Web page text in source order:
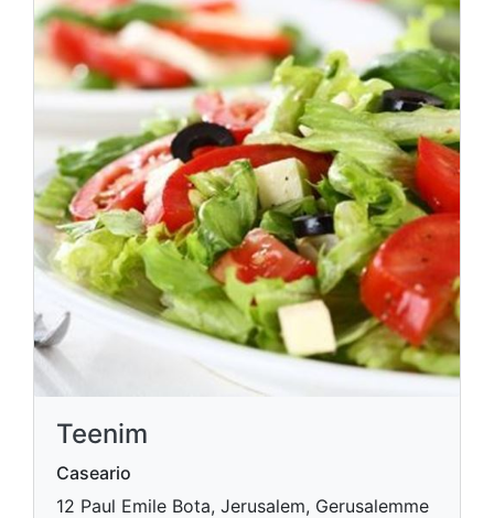
Teenim
Caseario
12 Paul Emile Bota, Jerusalem, Gerusalemme